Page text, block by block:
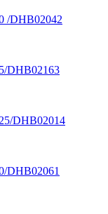
/DHB02042
DHB02163
DНB02014
DHB02061